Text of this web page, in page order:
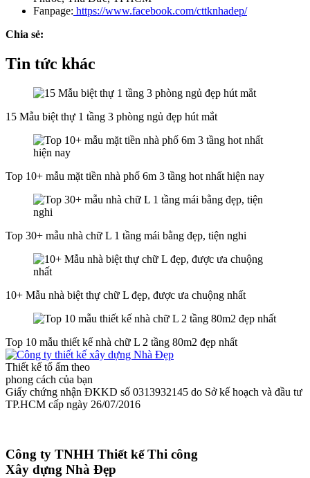
Fanpage: https://www.facebook.com/cttknhadep/
Chia sẻ:
Tin tức khác
15 Mẫu biệt thự 1 tầng 3 phòng ngủ đẹp hút mắt
Top 10+ mẫu mặt tiền nhà phố 6m 3 tầng hot nhất hiện nay
Top 30+ mẫu nhà chữ L 1 tầng mái bằng đẹp, tiện nghi
10+ Mẫu nhà biệt thự chữ L đẹp, được ưa chuộng nhất
Top 10 mẫu thiết kế nhà chữ L 2 tầng 80m2 đẹp nhất
Thiết kế tổ ấm theo
phong cách của bạn
Giấy chứng nhận ĐKKD số 0313932145 do Sở kế hoạch và đầu tư
TP.HCM cấp ngày 26/07/2016
Công ty TNHH Thiết kế Thi công
Xây dựng Nhà Đẹp